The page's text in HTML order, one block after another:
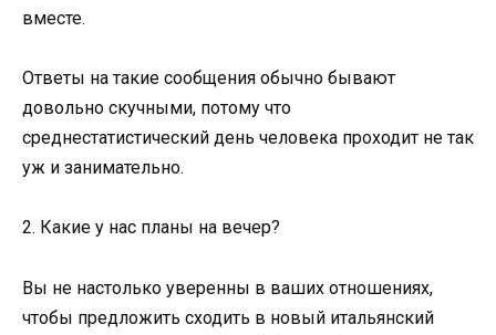
вместе.
Ответы на такие сообщения обычно бывают
довольно скучными, потому что
среднестатистический день человека проходит не так
уж и занимательно.
2. Какие у нас планы на вечер?
Вы не настолько уверенны в ваших отношениях,
чтобы предложить сходить в новый итальянский